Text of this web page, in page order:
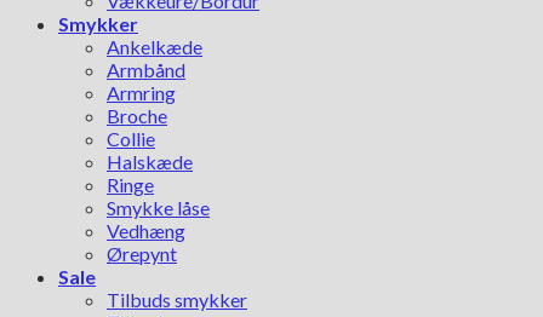
Smykker
Ankelkæde
Armbånd
Armring
Broche
Collie
Halskæde
Ringe
Smykke låse
Vedhæng
Ørepynt
Sale
Tilbuds smykker